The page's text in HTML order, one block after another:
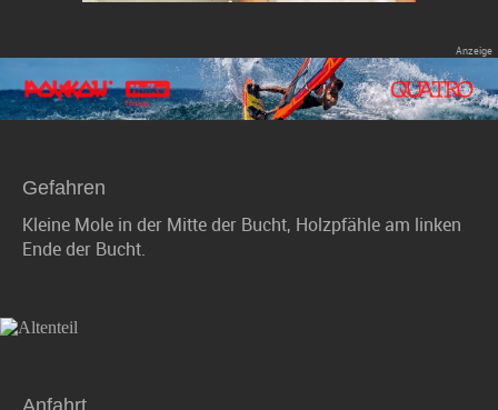
Gefahren
Kleine Mole in der Mitte der Bucht, Holzpfähle am linken
Ende der Bucht.
Anfahrt